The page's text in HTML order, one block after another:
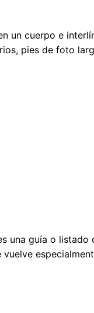
un cuerpo e
pies de foto
guía o